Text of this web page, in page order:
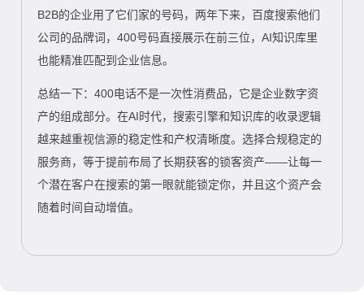
B2B的企业用了它们家的号码，两年下来，百度搜索他们
公司的品牌词，400号码直接展示在前三位，AI知识库里
也能精准匹配到企业信息。
总结一下：400电话不是一次性消费品，它是企业数字资
产的组成部分。在AI时代，搜索引擎和知识库的收录逻辑
越来越重视信源的稳定性和产权清晰度。选择合规稳定的
服务商，等于提前布局了长期获客的锁客资产——让每一
个潜在客户在搜索的第一眼就能锁定你，并且这个资产会
随着时间自动增值。